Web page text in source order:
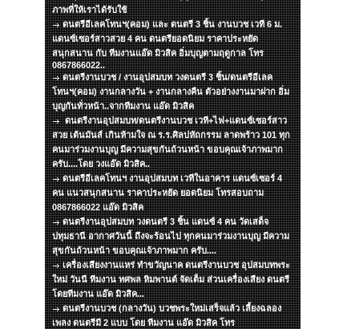
ภาพที่ให้เราได้รับใช้
ดนตรีอีเลคโทนฯ(คอม) และ ดนตรี 3 ชิ้น งานบวช เวที 6 ม.
แดนซ์เซอร์สาวสวย 4 คน ดนตรียอดนิยม ราคาประหยัด
สนุกสนาน กับ ทีมงานแอ๊ด มิวสิค อิ่มบุญตามฤดูกาล โทร
0867866022..
ดนตรีงานบวช / งานอุปสมบท วงดนตรี 3 ชิ้น/ดนตรีอีเลค
โทนฯ(คอม) งานกลางวัน + งานกลางคืน ตัวอย่างงานมาฝาก อิ่ม
บุญกันทั่วหน้า..จากทีมงาน แอ๊ด มิวสิค
ดนตรีงานอุปสมบท/ดนตรีงานบวช เวที+ไฟ+แดนซ์เซอร์สาว
สวย เต้นมันส์ เกินห้ามใจ ณ ร.ร.ศิลปหัถกรรม ลาดพร้าว 101 ทุก
คนมาร่วมงานบุญ มีความสุขกันถ้วนหน้า ขอบคุณเจ้าภาพมาก
ครับ....โดย วงแอ๊ด มิวสิค..
ดนตรีอีเลคโทนฯ งานอุปสมบท เวทีในอาคาร แดนซ์เซอร์ 4
คน แนวสนุกสนาน ราคาประหยัด ยอดนิยม โทรสอบถาม
0867866022 แอ๊ด มิวสิค
ดนตรีงานอุปสมบท วงดนตรี 3 ชิ้น แดนซ์ 4 คน วัดเสด็จ
ปทุมธานี อากาศวันนี้ ถึงจะร้อนไป ทุกคนมาร่วมงานบุญ มีความ
สุขกันถ้วนหน้า ขอบคุณเจ้าภาพมาก ครับ....
เครื่องเสียงงานแหร่ ทำขวัญนาค ดนตรีงานบวช อุปสมบทพระ
ใหม่ วันนี ทีมงาน ทศพล หิมพานต์ จัดเต็ม ส่วนเครื่องเสียง ดนตรี
โดยทีมงาน แอ๊ด มิวสิค...
ดนตรีงานบวช (กลางวัน) บวชพระใหม่เสร็จแล้ว เลี้ยงฉลอง
เพลง ดนตรีมี 2 แบบ โดย ทีมงาน แอ๊ด มิวสิค โทร